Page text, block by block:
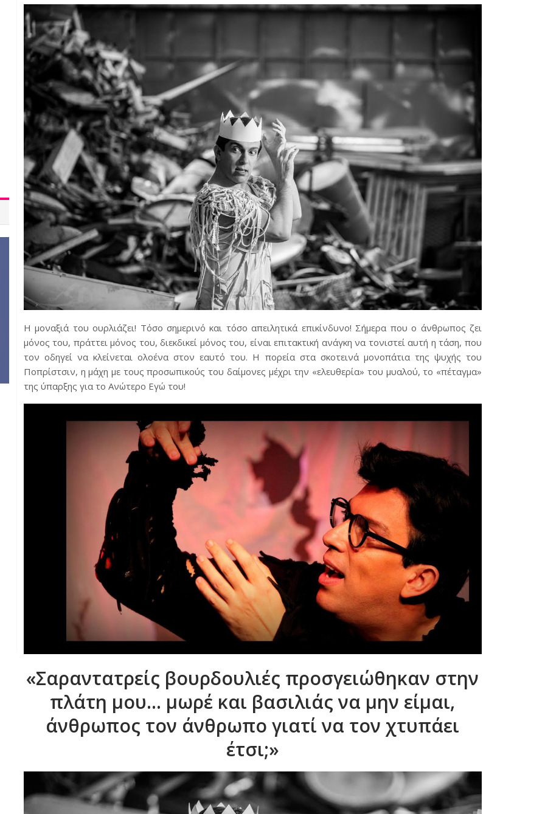
Η μοναξιά του ουρλιάζει! Τόσο σημερινό και τόσο απειλητικά επικίνδυνο! Σήμερα που ο άνθρωπος ζει
μόνος του, πράττει μόνος του, διεκδικεί μόνος του, είναι επιτακτική ανάγκη να τονιστεί αυτή η τάση, που
τον οδηγεί να κλείνεται ολοένα στον εαυτό του. Η πορεία στα σκοτεινά μονοπάτια της ψυχής του
Ποπρίστσιν, η μάχη με τους προσωπικούς του δαίμονες μέχρι την «ελευθερία» του μυαλού, το «πέταγμα»
της ύπαρξης για το Ανώτερο Εγώ του!
«Σαραντατρείς βουρδουλιές προσγειώθηκαν στην
πλάτη μου… μωρέ και βασιλιάς να μην είμαι,
άνθρωπος τον άνθρωπο γιατί να τον χτυπάει
έτσι;»